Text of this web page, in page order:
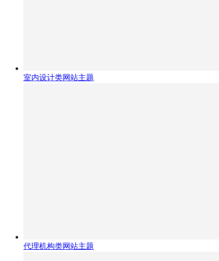
室内设计类网站主题
代理机构类网站主题